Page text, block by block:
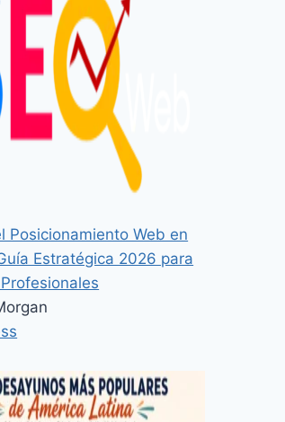
Posicionamiento Web en
Estratégica 2026 para